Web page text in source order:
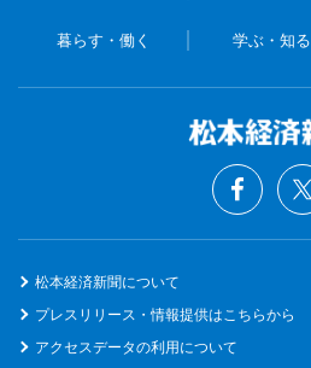
暮らす・働く 学ぶ・知る
松本経済新聞について
プレスリリース・情報提供はこちらから
アクセスデータの利用について